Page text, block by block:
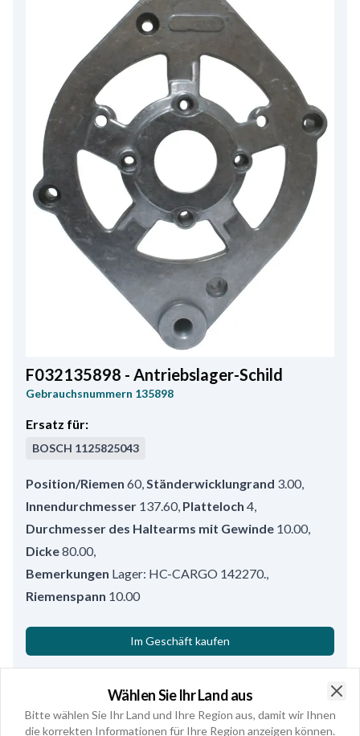
F032135898 - Antriebslager-Schild
Gebrauchsnummern 135898
Ersatz für:
BOSCH 1125825043
Position/Riemen 60, Ständerwicklungrand 3.00,
Innendurchmesser 137.60, Platteloch 4
Durchmesser des Haltearms mit Gewinde 10.00,
Dicke80.00,
Bemerkungen Lager: HC-CARGO 142270.
Riemenspann 10.00
Im Geschäft kaufen
Verwandte Produkte 1
Wählen Sie Ihr Land aus
Bitte wählen Sie Ihr Land und Ihre Region aus, damit wir Ihnen
die korrekten Informationen für Ihre Region anzeigen können.